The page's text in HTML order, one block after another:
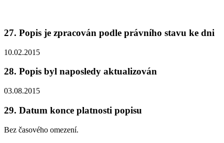
27. Popis je zpracován podle právního stavu ke dni
10.02.2015
28. Popis byl naposledy aktualizován
03.08.2015
29. Datum konce platnosti popisu
Bez časového omezení.